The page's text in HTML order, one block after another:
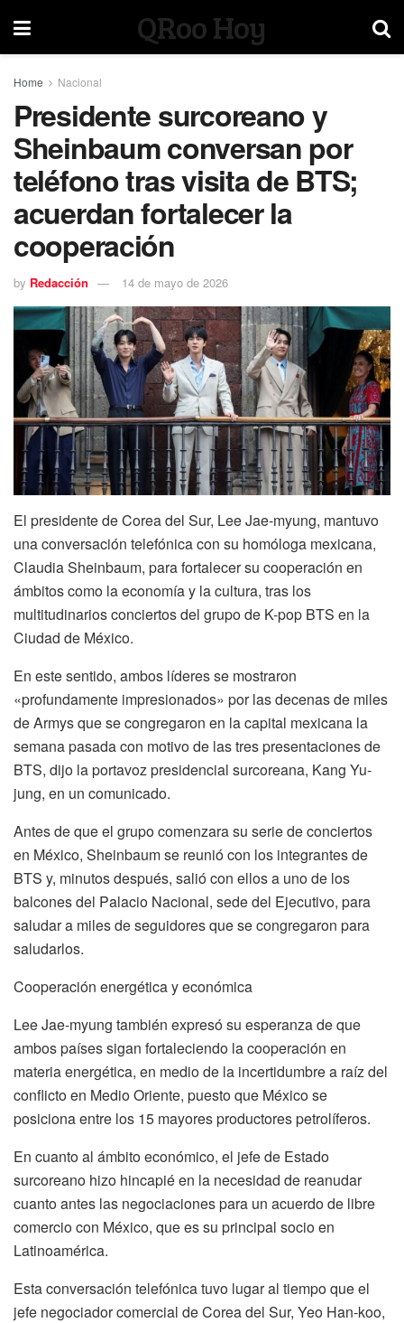
QRoo Hoy
Home Nacional
Presidente surcoreano y
Sheinbaum conversan por
teléfono tras visita de BTS;
acuerdan fortalecer la
cooperación
by Redacción 14 de mayo de 2026
El presidente de Corea del Sur, Lee Jae-myung, mantuvo
una conversación telefónica con su homóloga mexicana,
Claudia Sheinbaum, para fortalecer su cooperación en
ámbitos como la economía y la cultura, tras los
multitudinarios conciertos del grupo de K-pop BTS en la
Ciudad de México.
En este sentido, ambos líderes se mostraron
«profundamente impresionados» por las decenas de miles
de Armys que se congregaron en la capital mexicana la
semana pasada con motivo de las tres presentaciones de
BTS, dijo la portavoz presidencial surcoreana, Kang Yu-
jung, en un comunicado.
Antes de que el grupo comenzara su serie de conciertos
en México, Sheinbaum se reunió con los integrantes de
BTS y, minutos después, salió con ellos a uno de los
balcones del Palacio Nacional, sede del Ejecutivo, para
saludar a miles de seguidores que se congregaron para
saludarlos.
Cooperación energética y económica
Lee Jae-myung también expresó su esperanza de que
ambos países sigan fortaleciendo la cooperación en
materia energética, en medio de la incertidumbre a raíz del
conflicto en Medio Oriente, puesto que México se
posiciona entre los 15 mayores productores petrolíferos.
En cuanto al ámbito económico, el jefe de Estado
surcoreano hizo hincapié en la necesidad de reanudar
cuanto antes las negociaciones para un acuerdo de libre
comercio con México, que es su principal socio en
Latinoamérica.
Esta conversación telefónica tuvo lugar al tiempo que el
jefe negociador comercial de Corea del Sur, Yeo Han-koo,